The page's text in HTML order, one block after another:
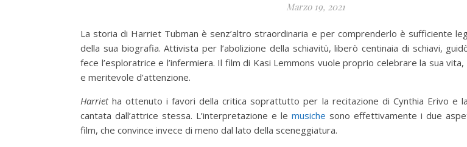
Marzo 19, 2021
La storia di Harriet Tubman è senz’altro straordinaria e per comprenderlo è sufficiente
della sua biografia. Attivista per l’abolizione della schiavitù, liberò centinaia di schiavi,
fece l’esploratrice e l’infermiera. Il film di Kasi Lemmons vuole proprio celebrare la sua
e meritevole d’attenzione.
Harrietha ottenuto i favori della critica soprattutto per la recitazione di Cynthia Erivo e
cantata dall’attrice stessa. L’interpretazione e le musiche sono effettivamente i due
film, che convince invece di meno dal lato della sceneggiatura.